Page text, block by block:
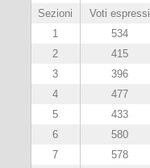
Sezioni
Voti espressi
1
534
2
415
3
396
4
477
5
433
6
580
7
578